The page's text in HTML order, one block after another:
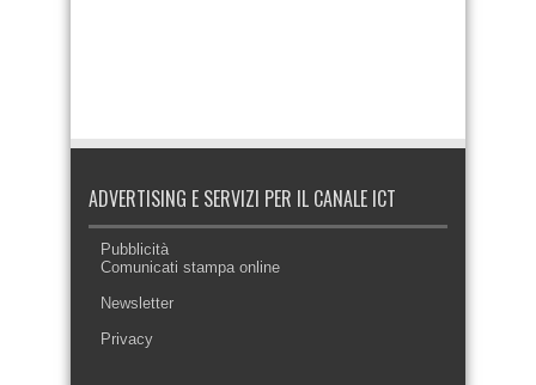
ADVERTISING E SERVIZI PER IL CANALE ICT
Pubblicità
Comunicati stampa online
Newsletter
Privacy